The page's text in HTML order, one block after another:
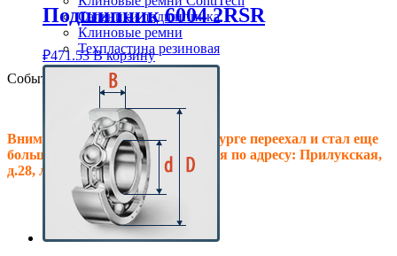
Сальники подшипника
Клиновые ремни
Техпластина резиновая
События
Внимание! Офис в Санкт-Петербурге переехал и стал еще
больше, теперь мы располагаемся по адресу: Прилукская,
д.28, литер.А! Ждем Вас в гости!
Подшипник 6004 2RSR
₽471.53 В корзину